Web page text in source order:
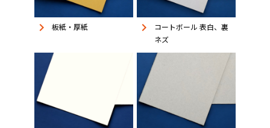
keyboard_arrow_right 板紙・厚紙 keyboard_arrow_right
コートボール 表白、裏
ネズ